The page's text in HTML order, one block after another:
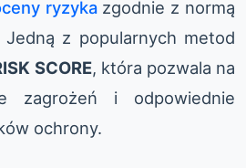
ryzykazgodnie z normą
Jedną z popularnych metod
SCORE, która pozwala na
zagrożeń i odpowiednie
ochrony.